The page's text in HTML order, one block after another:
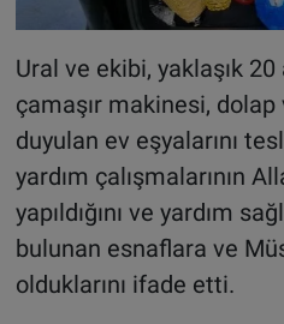
Ural ve ekibi, yaklaşık 20
çamaşır makinesi,
duyulan ev eşyalarını
yardım çalışmalarının
yapıldığını ve yardım
bulunan esnaflara ve
olduklarını ifade etti.